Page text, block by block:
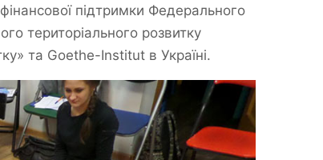
підтримки Федерального
територіального розвитку
та Goethe-Institut в Україні.